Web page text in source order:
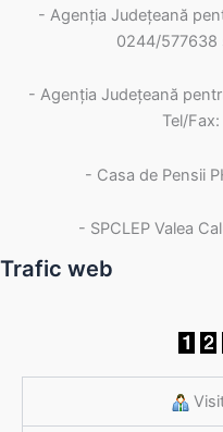
- Agenția Județeană
0244/577638
- Agenţia Judeţeană
Tel/
- Casa de Pensii
- SPCLEP Valea
Trafic web